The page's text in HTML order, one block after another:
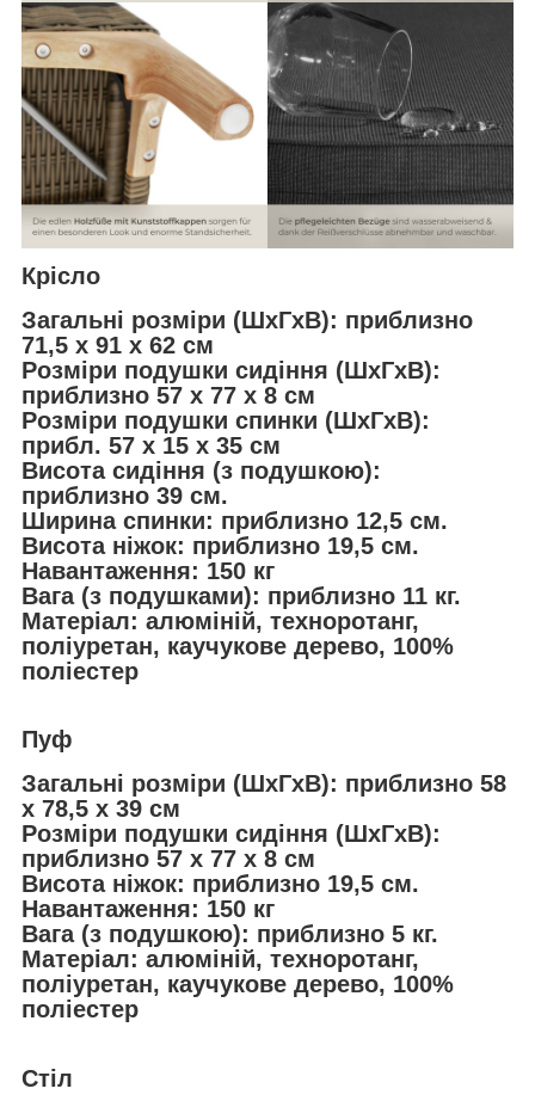
Крісло
Загальні розміри (ШxГxВ): приблизно
71,5 x 91 x 62 см
Розміри подушки сидіння (ШxГxВ):
приблизно 57 x 77 x 8 см
Розміри подушки спинки (ШхГхВ):
прибл. 57 x 15 x 35 см
Висота сидіння (з подушкою):
приблизно 39 см.
Ширина спинки: приблизно 12,5 см.
Висота ніжок: приблизно 19,5 см.
Навантаження: 150 кг
Вага (з подушками): приблизно 11 кг.
Матеріал: алюміній, техноротанг,
поліуретан, каучукове дерево, 100%
поліестер
Пуф
Загальні розміри (ШxГxВ): приблизно 58
x 78,5 x 39 см
Розміри подушки сидіння (ШxГxВ):
приблизно 57 x 77 x 8 см
Висота ніжок: приблизно 19,5 см.
Навантаження: 150 кг
Вага (з подушкою): приблизно 5 кг.
Матеріал: алюміній, техноротанг,
поліуретан, каучукове дерево, 100%
поліестер
Стіл